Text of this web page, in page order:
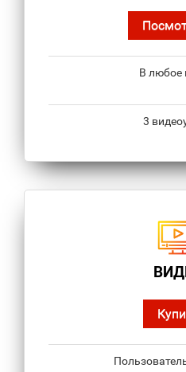
В любое
3